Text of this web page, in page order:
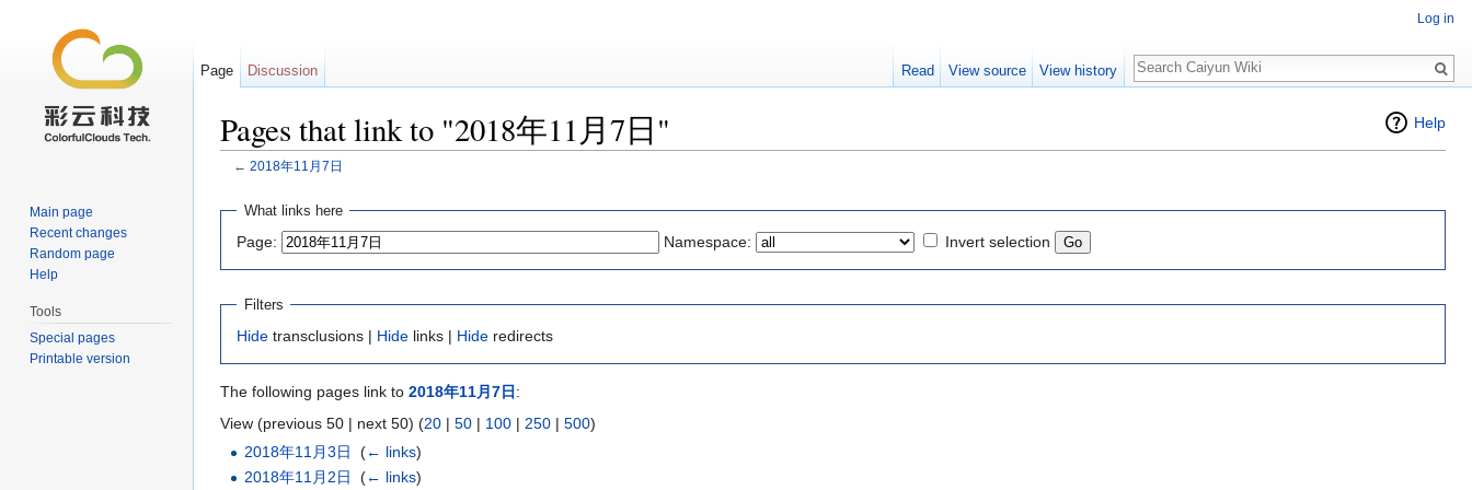
Help
Pages that link to "2018年11月7日"
← 2018年11月7日
What links here
Page: Namespace: Invert selection
Filters
Hide transclusions | Hide links | Hide redirects
The following pages link to 2018年11月7日 :
View (previous 50 | next 50) (20 | 50 | 100 | 250 | 500)
2018年11月3日
‎(← links)
2018年11月2日
‎(← links)
Log in
Page Discussion Read View source View history
Search
Main page
Recent changes
Random page
Help
Tools
Special pages
Printable version